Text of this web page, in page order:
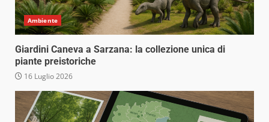
Ambiente
Giardini Caneva a Sarzana: la collezione unica di
piante preistoriche
16 Luglio 2026